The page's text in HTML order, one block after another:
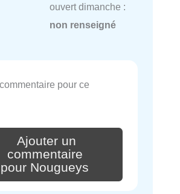
ouvert dimanche :
non renseigné
pour ce
Ajouter un
commentaire
pour Nougueys